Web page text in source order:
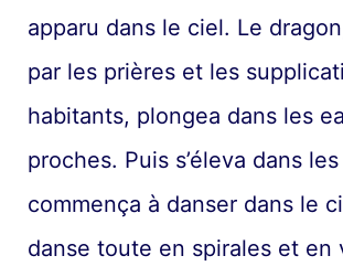
apparu dans le ciel. Le
par les prières et les
habitants, plongea dans les
proches. Puis s’éleva dans
commença à danser dans le
danse toute en spirales et en